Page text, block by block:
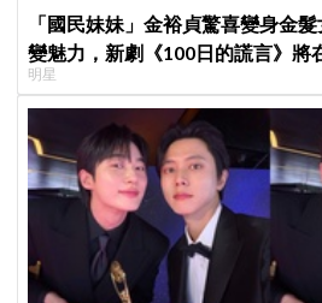
「國民妹妹」金裕貞驚喜變身金
變魅力，新劇《100日的謊言》將
明星